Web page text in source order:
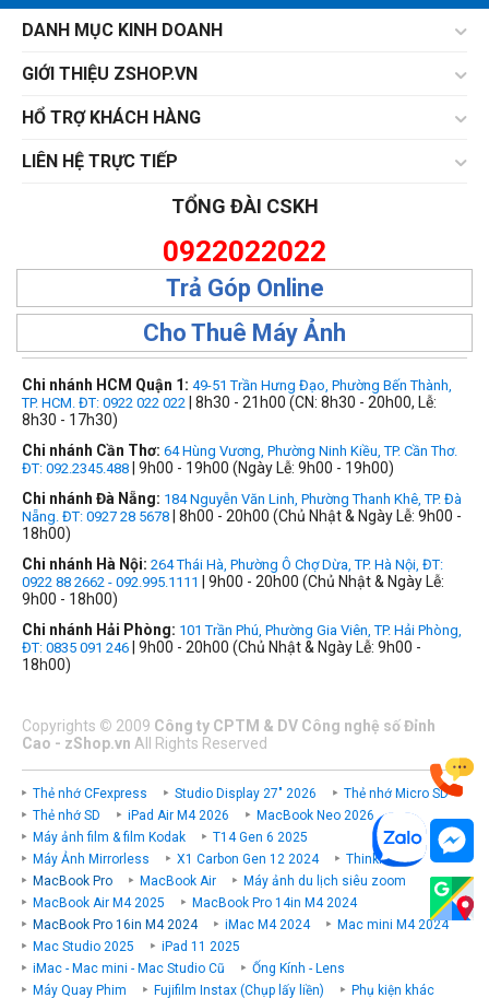
DANH MỤC KINH DOANH
GIỚI THIỆU ZSHOP.VN
HỔ TRỢ KHÁCH HÀNG
LIÊN HỆ TRỰC TIẾP
TỔNG ĐÀI CSKH
0922022022
Trả Góp Online
Cho Thuê Máy Ảnh
Chi nhánh HCM Quận 1: 49-51 Trần Hưng Đạo, Phường Bến Thành,
TP. HCM. ĐT: 0922 022 022 | 8h30 - 21h00 (CN: 8h30 - 20h00, Lễ:
8h30 - 17h30)
Chi nhánh Cần Thơ: 64 Hùng Vương, Phường Ninh Kiều, TP. Cần Thơ.
ĐT: 092.2345.488 | 9h00 - 19h00 (Ngày Lễ: 9h00 - 19h00)
Chi nhánh Đà Nẵng: 184 Nguyễn Văn Linh, Phường Thanh Khê, TP. Đà
Nẵng. ĐT: 0927 28 5678 | 8h00 - 20h00 (Chủ Nhật & Ngày Lễ: 9h00 -
18h00)
Chi nhánh Hà Nội: 264 Thái Hà, Phường Ô Chợ Dừa, TP. Hà Nội, ĐT:
0922 88 2662 - 092.995.1111
| 9h00 - 20h00 (Chủ Nhật & Ngày Lễ:
9h00 - 18h00)
Chi nhánh Hải Phòng: 101 Trần Phú, Phường Gia Viên, TP. Hải Phòng,
ĐT: 0835 091 246 | 9h00 - 20h00 (Chủ Nhật & Ngày Lễ: 9h00 -
18h00)
Copyrights © 2009 Công ty CPTM & DV Công nghệ số Đỉnh
Cao - zShop.vn All Rights Reserved
Thẻ nhớ CFexpress Studio Display 27" 2026
Thẻ nhớ Micro SD
Thẻ nhớ SD
iPad Air M4 2026
MacBook Neo 2026
Máy ảnh film & film Kodak
T14 Gen 6 2025
Máy Ảnh Mirrorless
X1 Carbon Gen 12 2024
ThinkPad P
MacBook Pro
MacBook Air
Máy ảnh du lịch siêu zoom
MacBook Air M4 2025
MacBook Pro 14in M4 2024
MacBook Pro 16in M4 2024
iMac M4 2024
Mac mini M4 2024
Mac Studio 2025
iPad 11 2025
iMac - Mac mini - Mac Studio Cũ
Ống Kính - Lens
Máy Quay Phim
Fujifilm Instax (Chụp lấy liền) Phụ kiện khác